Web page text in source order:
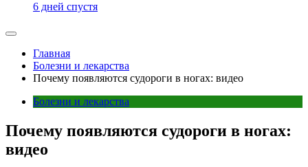
6 дней спустя
Главная
Болезни и лекарства
Почему появляются судороги в ногах: видео
Болезни и лекарства
Почему появляются судороги в ногах:
видео